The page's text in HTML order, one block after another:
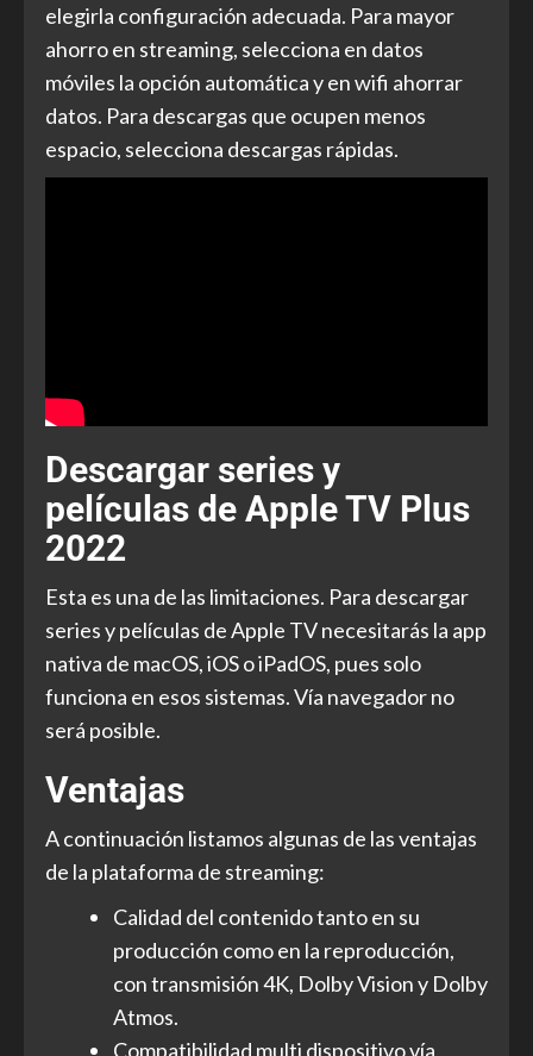
elegirla configuración adecuada. Para mayor
ahorro en streaming, selecciona en datos
móviles la opción automática y en wifi ahorrar
datos. Para descargas que ocupen menos
espacio, selecciona descargas rápidas.
Descargar series y
películas de Apple TV Plus
2022
Esta es una de las limitaciones. Para descargar
series y películas de Apple TV necesitarás la app
nativa de macOS, iOS o iPadOS, pues solo
funciona en esos sistemas. Vía navegador no
será posible.
Ventajas
A continuación listamos algunas de las ventajas
de la plataforma de streaming:
Calidad del contenido tanto en su
producción como en la reproducción,
con transmisión 4K, Dolby Vision y Dolby
Atmos.
Compatibilidad multi dispositivo vía